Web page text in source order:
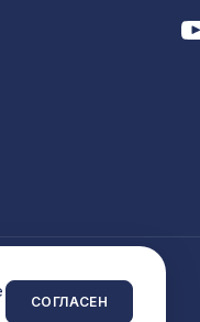
1221 ₽
СОГЛАСЕН